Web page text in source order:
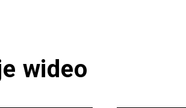
wideo